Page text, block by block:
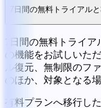
7日間の無料トライアル
7日間の無料トライ
の機能をお試しいた
ル復元、無制限のフ
のほか、対象となる
有料プランへ移行し